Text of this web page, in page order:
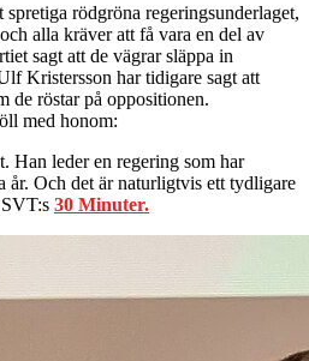
rödgröna regeringsunderlaget,
alla kräver att få vara en del av
sagt att de vägrar släppa in
Kristersson har tidigare sagt att
de röstar på oppositionen.
med honom:
Han leder en regering som har
år. Och det är naturligtvis ett tydligare
30 Minuter.